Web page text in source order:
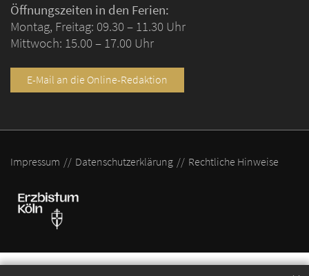
Öffnungszeiten in den Ferien:
Montag, Freitag: 09.30 – 11.30 Uhr
Mittwoch: 15.00 – 17.00 Uhr
E-Mail an die Online-Redaktion
Impressum Datenschutzerklärung Rechtliche Hinweise